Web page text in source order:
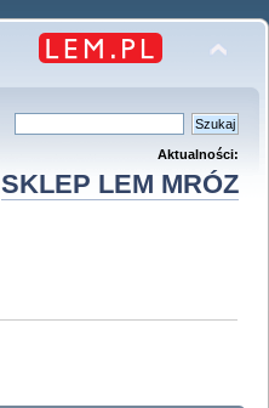
Aktualności:
SKLEP LEM MRÓZ